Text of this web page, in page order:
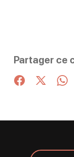
Partager ce
Partager sur